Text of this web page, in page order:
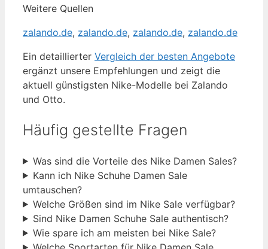
Weitere Quellen
zalando.de, zalando.de, zalando.de, zalando.de
Ein detaillierter Vergleich der besten Angebote
ergänzt unsere Empfehlungen und zeigt die
aktuell günstigsten Nike-Modelle bei Zalando
und Otto.
Häufig gestellte Fragen
Was sind die Vorteile des Nike Damen Sales?
Kann ich Nike Schuhe Damen Sale
umtauschen?
Welche Größen sind im Nike Sale verfügbar?
Sind Nike Damen Schuhe Sale authentisch?
Wie spare ich am meisten bei Nike Sale?